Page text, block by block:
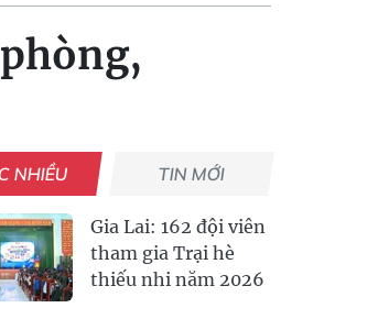
NHIỀU TIN MỚI
Gia Lai: 162 đội viên
tham gia Trại hè
thiếu nhi năm 2026